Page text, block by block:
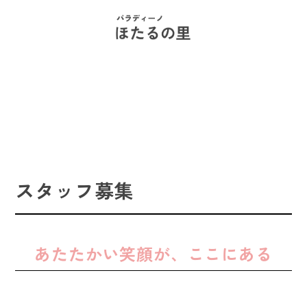
スタッフ募集
あたたかい笑顔が、ここにある